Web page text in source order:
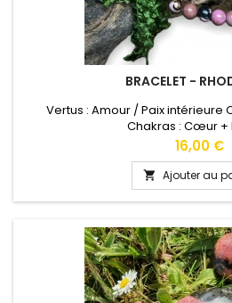
BRACELET -
Vertus : Amour / Paix intérieure
Chakras : Cœur +
Prix
16,00 €
 Ajouter au